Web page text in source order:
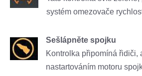
systém omezovače
Sešlápněte spojku
Kontrolka připomíná řidiči,
nastartováním motoru